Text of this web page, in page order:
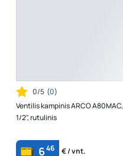
0/5 (0)
Ventilis kampinis ARCO A80MAC,
1/2", rutulinis
646 € / vnt.